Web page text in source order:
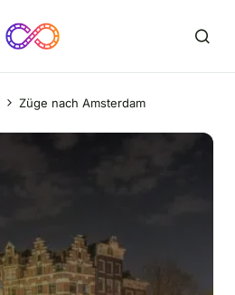
Züge nach Amsterdam